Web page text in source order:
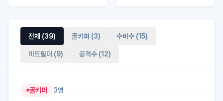
전체 (39) 골키퍼 (3) 수비수 (15)
미드필더 (9) 공격수 (12)
골키퍼 3명